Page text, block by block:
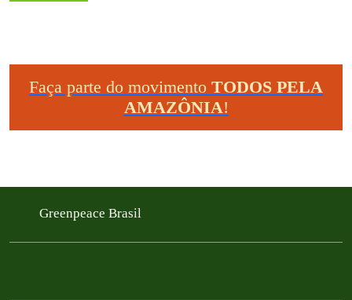
Faça parte do movimento TODOS PELA
AMAZÔNIA!
Greenpeace Brasil